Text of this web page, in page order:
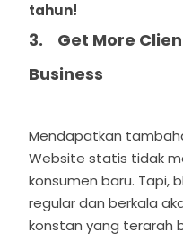
tahun!
3. Get More
Business
Mendapatkan
Website statis tidak
konsumen baru. Tapi,
regular dan berkala
konstan yang terarah